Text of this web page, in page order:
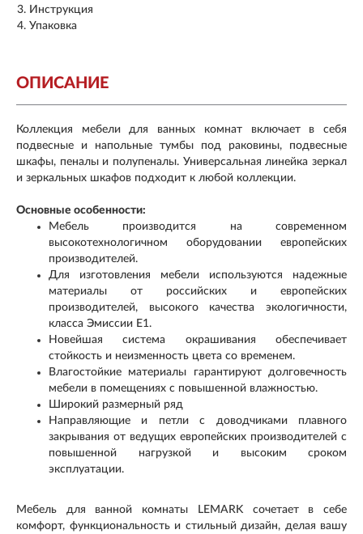
Инструкция
Упаковка
ОПИСАНИЕ
Коллекция мебели для ванных комнат включает в себя
подвесные и напольные тумбы под раковины, подвесные
шкафы, пеналы и полупеналы. Универсальная линейка зеркал
и зеркальных шкафов подходит к любой коллекции.
Основные особенности:
Мебель производится на современном
высокотехнологичном оборудовании европейских
производителей.
Для изготовления мебели используются надежные
материалы от российских и европейских
производителей, высокого качества экологичности,
класса Эмиссии Е1.
Новейшая система окрашивания обеспечивает
стойкость и неизменность цвета со временем.
Влагостойкие материалы гарантируют долговечность
мебели в помещениях с повышенной влажностью.
Широкий размерный ряд
Направляющие и петли с доводчиками плавного
закрывания от ведущих европейских производителей с
повышенной нагрузкой и высоким сроком
эксплуатации.
Мебель для ванной комнаты LEMARK сочетает в себе
комфорт, функциональность и стильный дизайн, делая вашу